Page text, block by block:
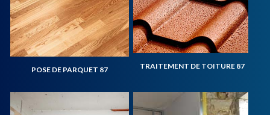
POSE DE PARQUET 87 TRAITEMENT DE TOITURE 87